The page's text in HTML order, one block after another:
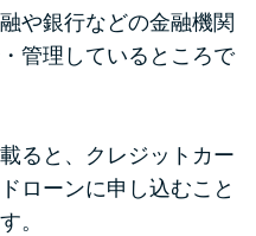
や銀行などの金融機関
管理しているところで
ると、クレジットカー
ローンに申し込むこと
。